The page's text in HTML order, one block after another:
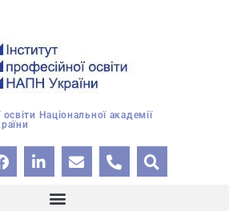
освіти Національної академії